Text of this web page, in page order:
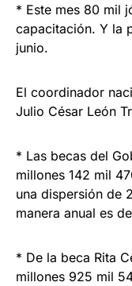
* Este mes 80 mil
capacitación. Y la
junio.
El coordinador
Julio César León
* Las becas del
millones 142 mil
una dispersión de
manera anual es
* De la beca Rita
millones 925 mil